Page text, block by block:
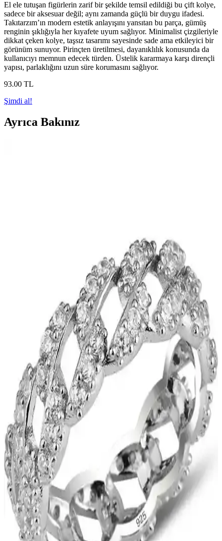
El ele tutuşan figürlerin zarif bir şekilde temsil edildiği bu çift kolye,
sadece bir aksesuar değil; aynı zamanda güçlü bir duygu ifadesi.
Takıtarzım’ın modern estetik anlayışını yansıtan bu parça, gümüş
renginin şıklığıyla her kıyafete uyum sağlıyor. Minimalist çizgileriyle
dikkat çeken kolye, taşsız tasarımı sayesinde sade ama etkileyici bir
görünüm sunuyor. Pirinçten üretilmesi, dayanıklılık konusunda da
kullanıcıyı memnun edecek türden. Üstelik kararmaya karşı dirençli
yapısı, parlaklığını uzun süre korumasını sağlıyor.
93.00 TL
Şimdi al!
Ayrıca Bakınız
Kedi Gözü Fosforlu Tesbih, doğal taşların benzersiz güzelliği ve
gece parıltısı özelliğiyle öne çıkan şık ve dayanıklı bir takıdır.
Kullanıcılar, parlama ve dayanıklılık konusunda çeşitli deneyimler
Aurrari Güneş Figürlü Altın Kaplama Küpe: Zarif
ve Enerjik Takı Seçeneği
Aurrari'nin güneş figürlü altın kaplama küpesi, zarif tasarımı ve
yüksek kaliteli malzemeleriyle şıklık ve pozitif enerji sunar.
Kullanımı kolay, dayanıklı ve hassas ciltlere uygun olup, günlük ve
özel günler için ideal bir seçimdir.
Aurrari 2'li Gold Renk Kuzey Yıldızı Earcuff: Şıklık
ve Çok Yönlülük Sunan Özel Takı
Aurrari'nin altın renkli 2'li kuzey yıldızı earcuff'u, şıklık ve çok
yönlülük sunar. Sınırlı sayıda üretilen bu ürün, farklı tarzlara uyum
sağlar ve dikkat çekici detaylar içerir.
Nazar Gözlü Koruma Halhalı: Geleneksel ve Estetik
Birlikteliği Hakkında Bilgi
Nazar gözlü koruma halhalı, kötü enerjiyi uzaklaştırmak ve estetik
görünüm sağlamak amacıyla kullanılan geleneksel bir takıdır.
Gümüş malzemeden yapılır ve göz sembolüyle kötü enerjiyi
engellemeye inanılır.
Estetik ve Dayanıklı Halhal Modelleri: Zarafet ve
Koruma Bir Arada